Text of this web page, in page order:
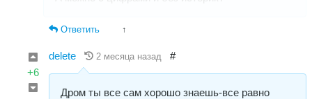
Ответить ↑
+6
delete 2 месяца назад #
Дром ты все сам хорошо знаешь-все равно